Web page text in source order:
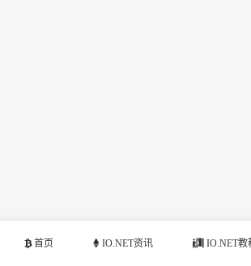
首页 IO.NET资讯 IO.NET教